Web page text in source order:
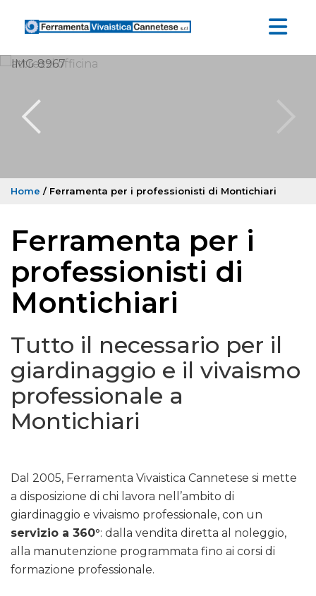
Home / Ferramenta per i professionisti di Montichiari
Ferramenta per i
professionisti di
Montichiari
Tutto il necessario per il
giardinaggio e il vivaismo
professionale a
Montichiari
Dal 2005, Ferramenta Vivaistica Cannetese si mette
a disposizione di chi lavora nell’ambito di
giardinaggio e vivaismo professionale, con un
servizio a 360°: dalla vendita diretta al noleggio,
alla manutenzione programmata fino ai corsi di
formazione professionale.